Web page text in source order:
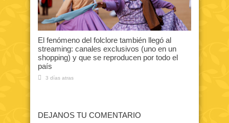
El fenómeno del folclore también llegó al
streaming: canales exclusivos (uno en un
shopping) y que se reproducen por todo el
país
3 días atras
DEJANOS TU COMENTARIO